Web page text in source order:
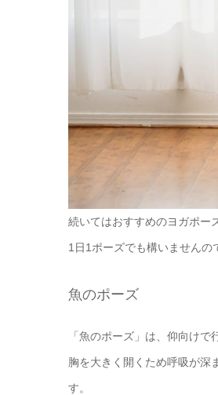
続いてはおすすめのヨガポー
1日1ポーズでも構いませんの
魚のポーズ
「魚のポーズ」は、仰向けで
胸を大きく開くため呼吸が深
す。